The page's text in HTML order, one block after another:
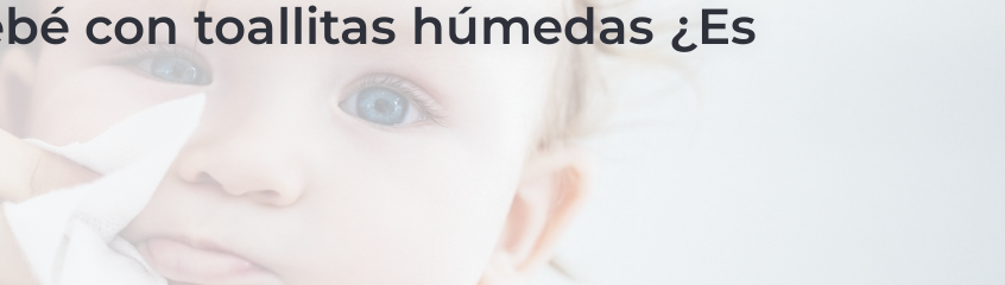
con toallitas húmedas ¿Es